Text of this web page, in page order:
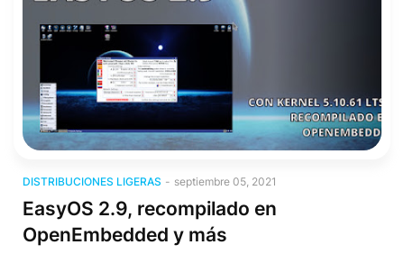
DISTRIBUCIONES LIGERAS - septiembre 05, 2021
EasyOS 2.9, recompilado en
OpenEmbedded y más